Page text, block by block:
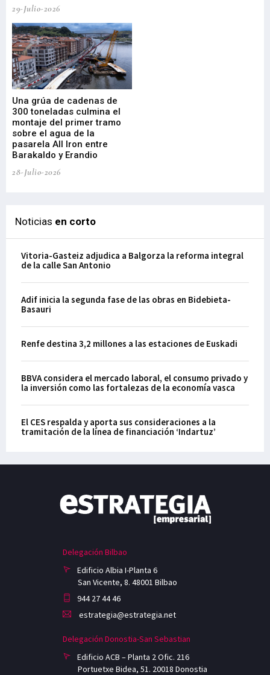
29-Julio-2026
Una grúa de cadenas de
300 toneladas culmina el
montaje del primer tramo
sobre el agua de la
pasarela All Iron entre
Barakaldo y Erandio
28-Julio-2026
Noticias en corto
Vitoria-Gasteiz adjudica a Balgorza la reforma integral
de la calle San Antonio
Adif inicia la segunda fase de las obras en Bidebieta-
Basauri
Renfe destina 3,2 millones a las estaciones de Euskadi
BBVA considera el mercado laboral, el consumo privado y
la inversión como las fortalezas de la economía vasca
El CES respalda y aporta sus consideraciones a la
tramitación de la línea de financiación ‘Indartuz’
Delegación Bilbao
Edificio Albia I-Planta 6
San Vicente, 8. 48001 Bilbao
944 27 44 46
estrategia@estrategia.net
Delegación Donostia-San Sebastian
Edificio ACB – Planta 2 Ofic. 216
Portuetxe Bidea, 51. 20018 Donostia